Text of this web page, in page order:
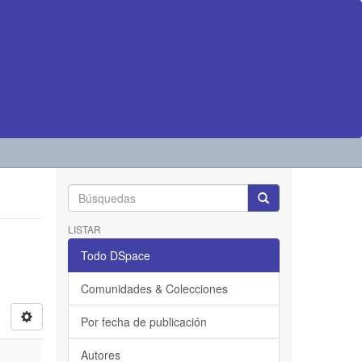
LISTAR
Todo DSpace
Comunidades & Colecciones
Por fecha de publicación
Autores